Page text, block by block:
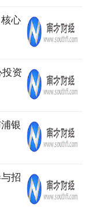
心
资
银
招